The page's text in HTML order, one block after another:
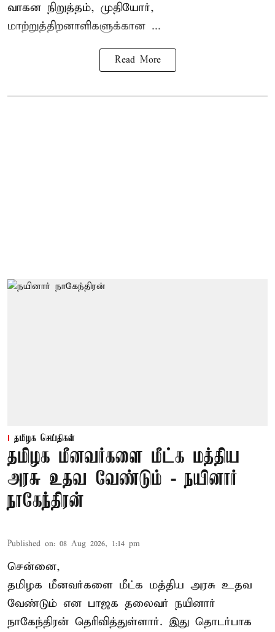
வாகன நிறுத்தம், முதியோர்,
மாற்றுத்திறனாளிகளுக்கான ...
Read More
தமிழக செய்திகள்
தமிழக மீனவர்களை மீட்க மத்திய
அரசு உதவ வேண்டும் - நயினார்
நாகேந்திரன்
Published on: 08 Aug 2026, 1:14 pm
சென்னை,
தமிழக மீனவர்களை மீட்க மத்திய அரசு உதவ
வேண்டும் என பாஜக தலைவர் நயினார்
நாகேந்திரன் தெரிவித்துள்ளார். இது தொடர்பாக